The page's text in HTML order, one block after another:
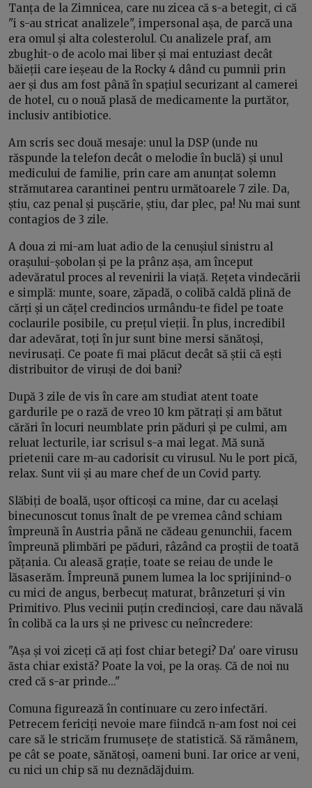
Tanța de la Zimnicea, care nu zicea că s-a betegit, ci că
"i s-au stricat analizele", impersonal așa, de parcă una
era omul și alta colesterolul. Cu analizele praf, am
zbughit-o de acolo mai liber și mai entuziast decât
băieții care ieșeau de la Rocky 4 dând cu pumnii prin
aer și dus am fost până în spațiul securizant al camerei
de hotel, cu o nouă plasă de medicamente la purtător,
inclusiv antibiotice.
Am scris sec două mesaje: unul la DSP (unde nu
răspunde la telefon decât o melodie în buclă) și unul
medicului de familie, prin care am anunțat solemn
strămutarea carantinei pentru următoarele 7 zile. Da,
știu, caz penal și pușcărie, știu, dar plec, pa! Nu mai sunt
contagios de 3 zile.
A doua zi mi-am luat adio de la cenușiul sinistru al
orașului-șobolan și pe la prânz așa, am început
adevăratul proces al revenirii la viață. Rețeta vindecării
e simplă: munte, soare, zăpadă, o colibă caldă plină de
cărți și un cățel credincios urmându-te fidel pe toate
coclaurile posibile, cu prețul vieții. În plus, incredibil
dar adevărat, toți în jur sunt bine mersi sănătoși,
nevirusați. Ce poate fi mai plăcut decât să știi că ești
distribuitor de viruși de doi bani?
După 3 zile de vis în care am studiat atent toate
gardurile pe o rază de vreo 10 km pătrați și am bătut
cărări în locuri neumblate prin păduri și pe culmi, am
reluat lecturile, iar scrisul s-a mai legat. Mă sună
prietenii care m-au cadorisit cu virusul. Nu le port pică,
relax. Sunt vii și au mare chef de un Covid party.
Slăbiți de boală, ușor ofticoși ca mine, dar cu același
binecunoscut tonus înalt de pe vremea când schiam
împreună în Austria până ne cădeau genunchii, facem
împreună plimbări pe păduri, râzând ca proștii de toată
pățania. Cu aleasă grație, toate se reiau de unde le
lăsaserăm. Împreună punem lumea la loc sprijinind-o
cu mici de angus, berbecuț maturat, brânzeturi și vin
Primitivo. Plus vecinii puțin credincioși, care dau năvală
în colibă ca la urs și ne privesc cu neîncredere:
"Așa și voi ziceți că ați fost chiar betegi? Da' oare virusu
ăsta chiar există? Poate la voi, pe la oraș. Că de noi nu
cred că s-ar prinde..."
Comuna figurează în continuare cu zero infectări.
Petrecem fericiți nevoie mare fiindcă n-am fost noi cei
care să le stricăm frumusețe de statistică. Să rămânem,
pe cât se poate, sănătoși, oameni buni. Iar orice ar veni,
cu nici un chip să nu deznădăjduim.